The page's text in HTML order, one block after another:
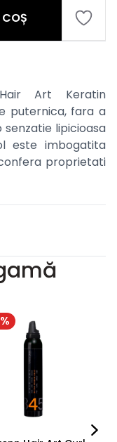
Art Keratin
puternica, fara a
lipicioasa
este imbogatita
proprietati
%